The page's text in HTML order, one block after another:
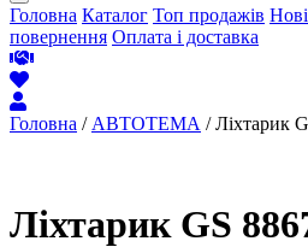
Головна Каталог Топ продажів
повернення Оплата і доставка
Головна / АВТОТЕМА / Ліхтарик
Ліхтарик GS